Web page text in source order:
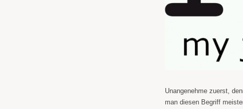
Unangenehme zuerst,
man diesen Begriff